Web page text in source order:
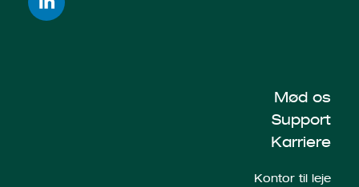
Mød os
Support
Karriere
Kontor til leje